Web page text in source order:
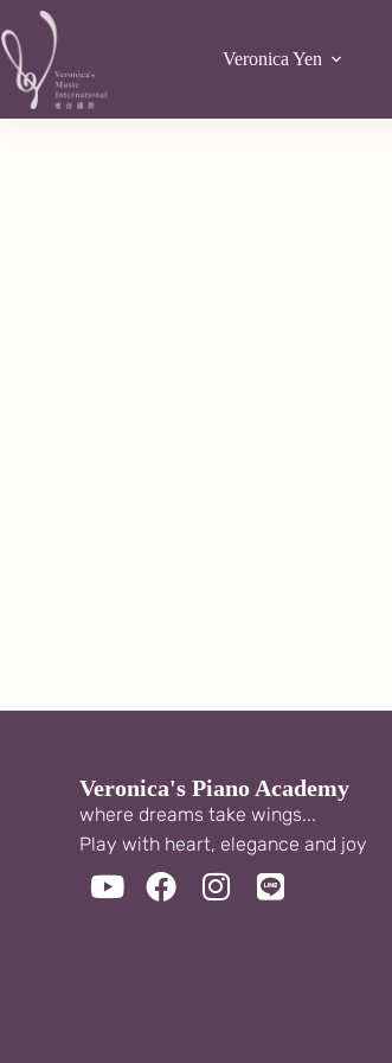
Veronica Yen
Veronica's Piano Academy
where dreams take wings...
Play with heart, elegance and joy